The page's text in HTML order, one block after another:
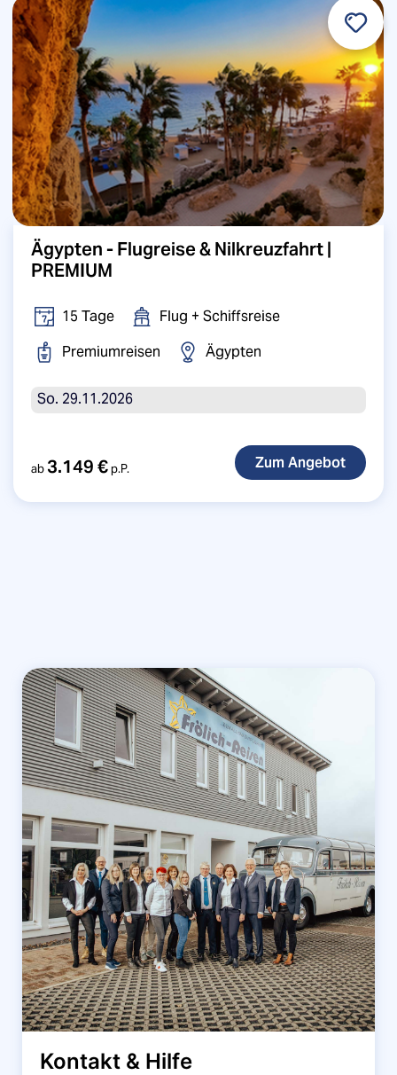
Ägypten - Flugreise & Nilkreuzfahrt |
PREMIUM
15 Tage
Flug + Schiffsreise
Premiumreisen
Ägypten
So. 29.11.2026
ab 3.149 €p.P.
Kontakt & Hilfe